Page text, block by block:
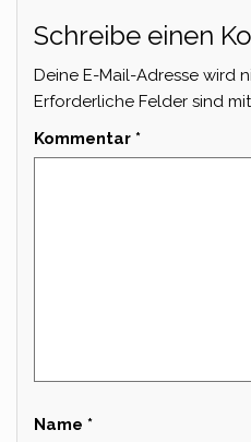
Schreibe einen
Deine E-Mail-Adresse wird
Erforderliche Felder sind mit
Kommentar *
Name *